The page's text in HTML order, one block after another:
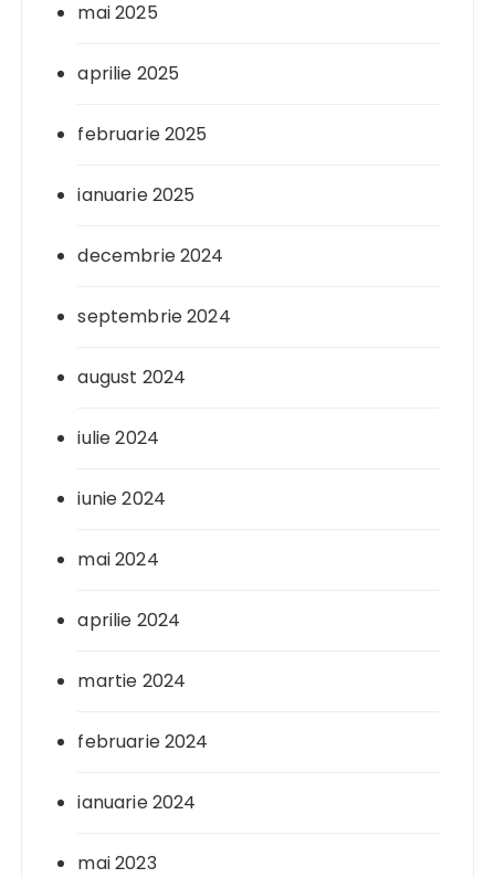
mai 2025
aprilie 2025
februarie 2025
ianuarie 2025
decembrie 2024
septembrie 2024
august 2024
iulie 2024
iunie 2024
mai 2024
aprilie 2024
martie 2024
februarie 2024
ianuarie 2024
mai 2023